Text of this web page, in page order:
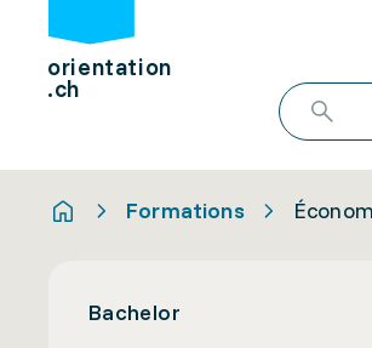
orientation
.ch
Formations
Bachelor